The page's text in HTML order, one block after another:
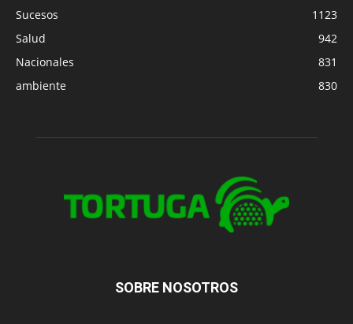
Sucesos
1123
Salud
942
Nacionales
831
ambiente
830
SOBRE NOSOTROS